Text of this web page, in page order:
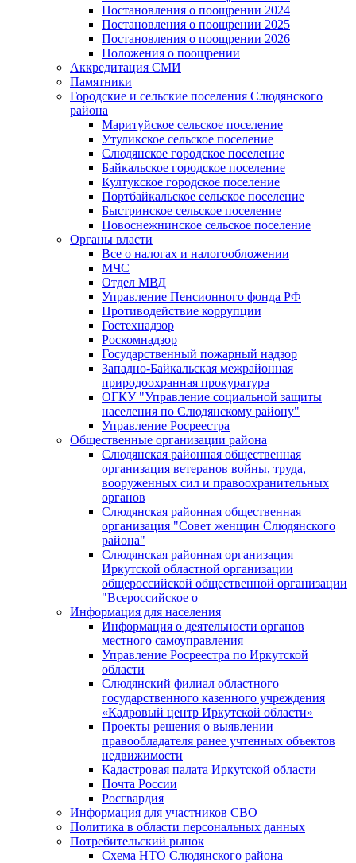
Постановления о поощрении 2024
Постановления о поощрении 2025
Постановления о поощрении 2026
Положения о поощрении
Аккредитация СМИ
Памятники
Городские и сельские поселения Слюдянского
района
Маритуйское сельское поселение
Утуликское сельское поселение
Слюдянское городское поселение
Байкальское городское поселение
Култукское городское поселение
Портбайкальское сельское поселение
Быстринское сельское поселение
Новоснежнинское сельское поселение
Органы власти
Все о налогах и налогообложении
МЧС
Отдел МВД
Управление Пенсионного фонда РФ
Противодействие коррупции
Гостехнадзор
Роскомнадзор
Государственный пожарный надзор
Западно-Байкальская межрайонная
природоохранная прокуратура
ОГКУ "Управление социальной защиты
населения по Слюдянскому району"
Управление Росреестра
Общественные организации района
Слюдянская районная общественная
организация ветеранов войны, труда,
вооруженных сил и правоохранительных
органов
Слюдянская районная общественная
организация "Совет женщин Слюдянского
района"
Слюдянская районная организация
Иркутской областной организации
общероссийской общественной организации
"Всероссийское о
Информация для населения
Информация о деятельности органов
местного самоуправления
Управление Росреестра по Иркутской
области
Слюдянский филиал областного
государственного казенного учреждения
«Кадровый центр Иркутской области»
Проекты решения о выявлении
правообладателя ранее учтенных объектов
недвижимости
Кадастровая палата Иркутской области
Почта России
Росгвардия
Информация для участников СВО
Политика в области персональных данных
Потребительский рынок
Схема НТО Слюдянского района